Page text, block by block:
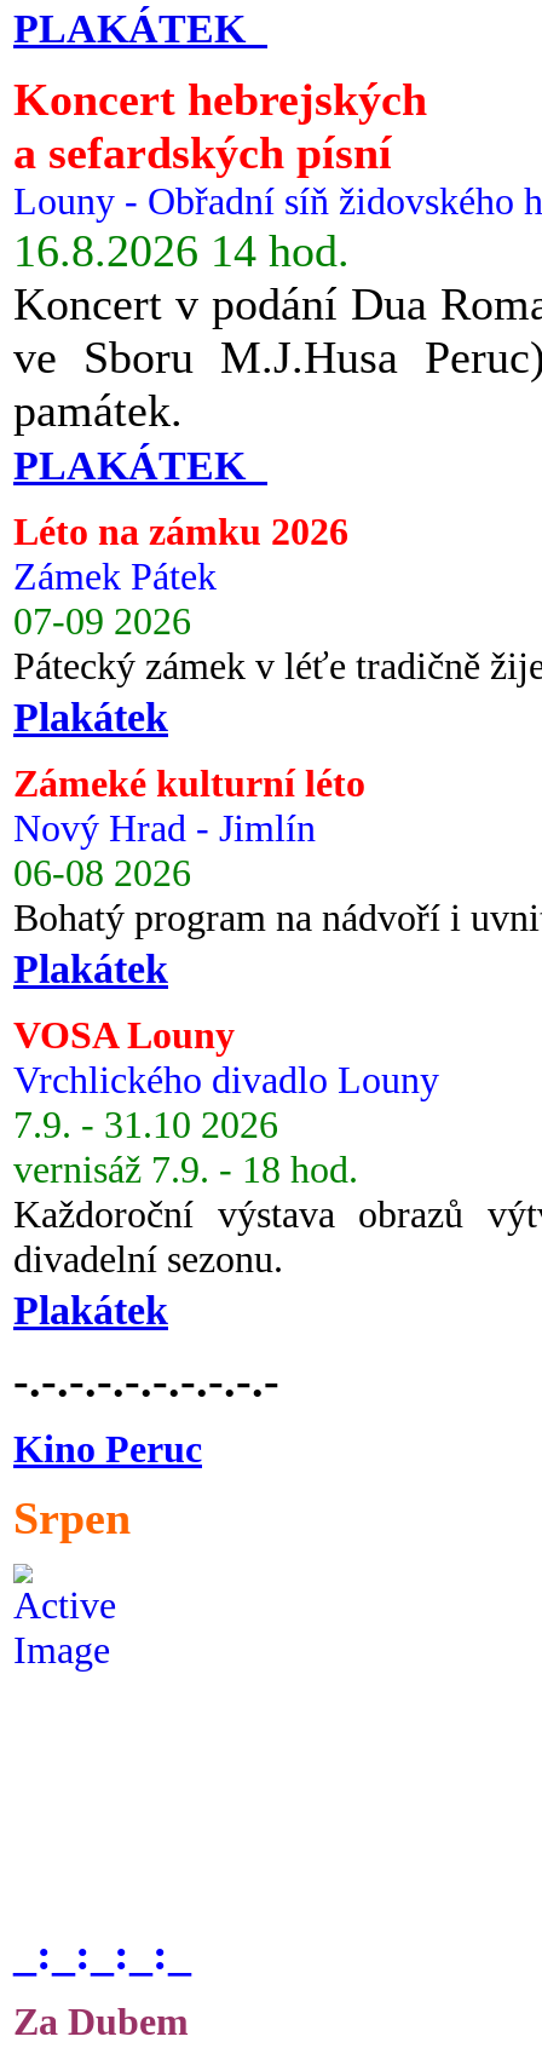
PLAKÁTEK
Koncert hebrejských
a sefardských písní
Louny - Obřadní síň židovského
16.8.2026 14 hod.
Koncert v podání Dua
ve Sboru M.J.Husa
památek.
PLAKÁTEK
Léto na zámku 2026
Zámek Pátek
07-09 2026
Pátecký zámek v léťe tradičně
Plakátek
Zámeké kulturní léto
Nový Hrad - Jimlín
06-08 2026
Bohatý program na nádvoří i
Plakátek
VOSA Louny
Vrchlického divadlo Louny
7.9. - 31.10 2026
vernisáž 7.9. - 18 hod.
Každoroční výstava obrazů
divadelní sezonu.
Plakátek
-.-.-.-.-.-.-.-.-.-
Kino Peruc
Srpen
_:_:_:_:_
Za Dubem